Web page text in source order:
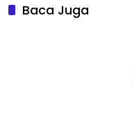
Baca Juga